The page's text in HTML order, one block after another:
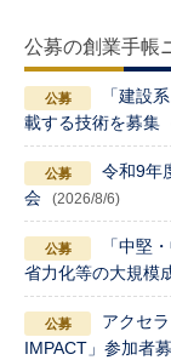
公募の創業手帳
「建設
載する技術を募集
令和9年
会
(2026/8/6)
「中堅
省力化等の大規模
アクセ
IMPACT」参加者